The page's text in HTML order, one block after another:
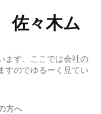
佐々木ム
ます、ここでは会社の
すのでゆるーく見てい
方へ